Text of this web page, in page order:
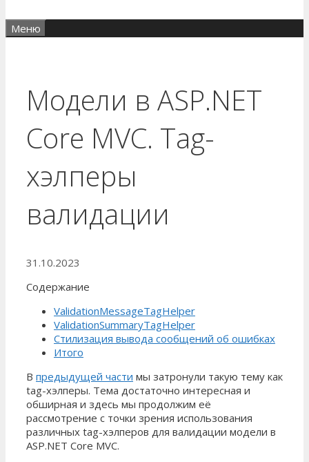
Меню
Модели в ASP.NET
Core MVC. Tag-
хэлперы
валидации
31.10.2023
Содержание
ValidationMessageTagHelper
ValidationSummaryTagHelper
Стилизация вывода сообщений об ошибках
Итого
В предыдущей части мы затронули такую тему как
tag-хэлперы. Тема достаточно интересная и
обширная и здесь мы продолжим её
рассмотрение с точки зрения использования
различных tag-хэлперов для валидации модели в
ASP.NET Core MVC.